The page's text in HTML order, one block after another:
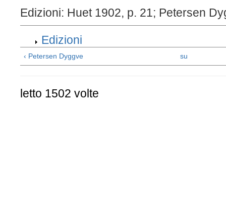
Edizioni: Huet 1902, p. 21; Petersen
Edizioni
‹ Petersen Dyggve su
letto 1502 volte